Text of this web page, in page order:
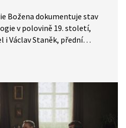
Božena dokumentuje stav
v polovině 19. století,
i Václav Staněk, přední